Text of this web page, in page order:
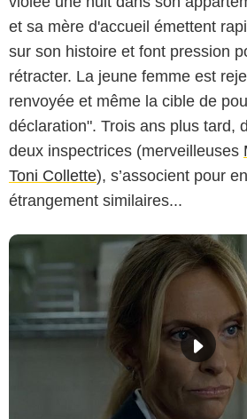
et sa mère d'accueil émettent
sur son histoire et font pression
rétracter. La jeune femme est
renvoyée et même la cible de
déclaration". Trois ans plus tard,
deux inspectrices (merveilleuses
Toni Collette), s’associent pour
étrangement similaires...